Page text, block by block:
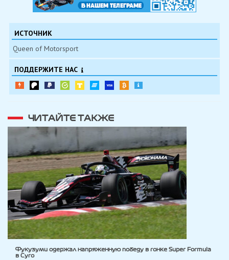
ИСТОЧНИК
Queen of Motorsport
ПОДДЕРЖИТЕ НАС
ЧИТАЙТЕ ТАКЖЕ
Фукузуми одержал напряженную победу в гонке Super Formula
в Суго